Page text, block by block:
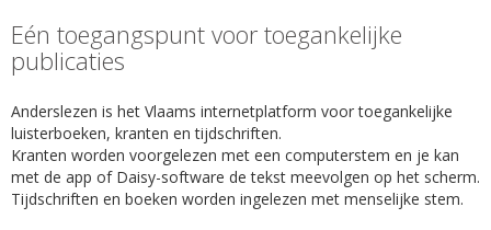
Eén toegangspunt voor toegankelijke
publicaties
Anderslezen is het Vlaams internetplatform voor toegankelijke
luisterboeken, kranten en tijdschriften.
Kranten worden voorgelezen met een computerstem en je kan
met de app of Daisy-software de tekst meevolgen op het scherm.
Tijdschriften en boeken worden ingelezen met menselijke stem.